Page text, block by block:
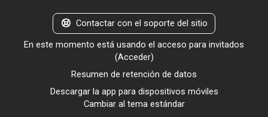
Contactar con el soporte del sitio
En este momento está usando el acceso para invitados
(Acceder)
Resumen de retención de datos
Descargar la app para dispositivos móviles
Cambiar al tema estándar